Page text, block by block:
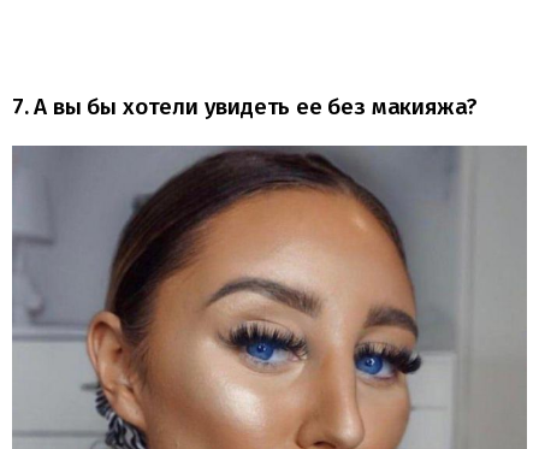
7. А вы бы хотели увидеть ее без макияжа?